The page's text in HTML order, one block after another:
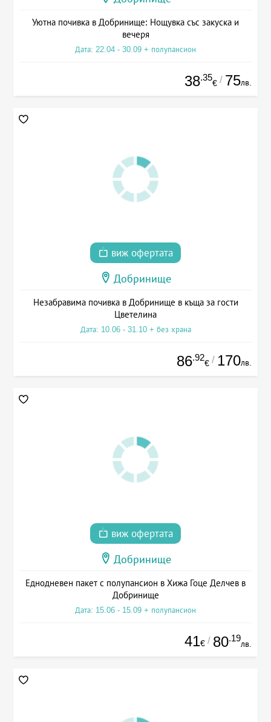
Уютна почивка в Добринище: Нощувка със закуска и
вечеря
Дата: 22.04 - 30.09 + полупансион
38.35
€ / 75лв.
виж офертата
Добринище
Незабравима почивка в Добринище в къща за гости
Цветелина
Дата: 10.06 - 31.10 + без храна
86.92
€ / 170лв.
виж офертата
Добринище
Еднодневен пакет с полупансион в Хижа Гоце Делчев в
Добринище
Дата: 15.06 - 15.09 + полупансион
41€ / 80.19
лв.